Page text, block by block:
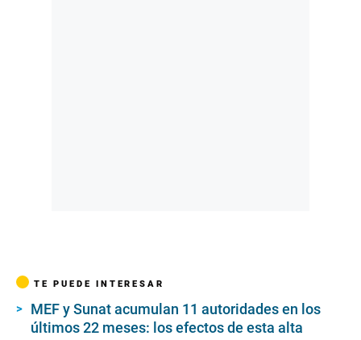
TE PUEDE INTERESAR
MEF y Sunat acumulan 11 autoridades en los
últimos 22 meses: los efectos de esta alta